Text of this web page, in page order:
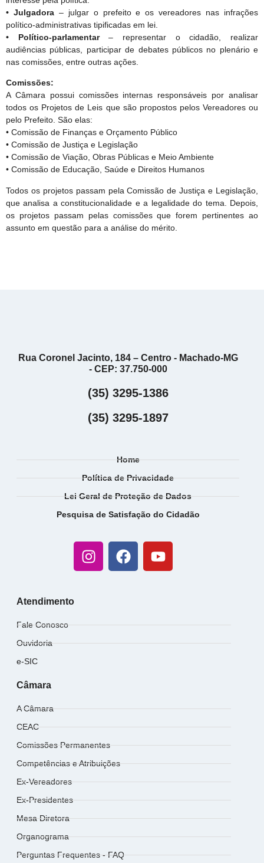
• Julgadora– julgar o prefeito e os vereadores nas infrações
político-administrativas tipificadas em lei.
• Político-parlamentar– representar o cidadão, realizar
audiências públicas, participar de debates públicos no plenário e
nas comissões, entre outras ações.
Comissões:
A Câmara possui comissões internas responsáveis por analisar
todos os Projetos de Leis que são propostos pelos Vereadores ou
pelo Prefeito. São elas:
• Comissão de Finanças e Orçamento Público
• Comissão de Justiça e Legislação
• Comissão de Viação, Obras Públicas e Meio Ambiente
• Comissão de Educação, Saúde e Direitos Humanos
Todos os projetos passam pela Comissão de Justiça e Legislação,
que analisa a constitucionalidade e a legalidade do tema. Depois,
os projetos passam pelas comissões que forem pertinentes ao
assunto em questão para a análise do mérito.
Rua Coronel Jacinto, 184 – Centro - Machado-MG
- CEP: 37.750-000
(35) 3295-1386
(35) 3295-1897
Home
Política de Privacidade
Lei Geral de Proteção de Dados
Pesquisa de Satisfação do Cidadão
Atendimento
Fale Conosco
Ouvidoria
e-SIC
Câmara
A Câmara
CEAC
Comissões Permanentes
Competências e Atribuições
Ex-Vereadores
Ex-Presidentes
Mesa Diretora
Organograma
Perguntas Frequentes - FAQ